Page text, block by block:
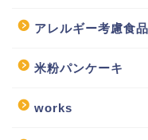
アレルギー考慮食品
米粉パンケーキ
works